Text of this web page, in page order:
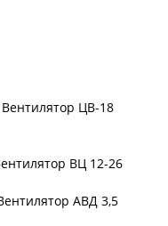
Вентилятор ЦВ-18